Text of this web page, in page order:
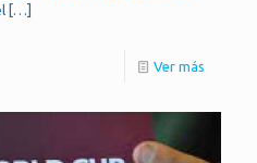
[…]
Ver más